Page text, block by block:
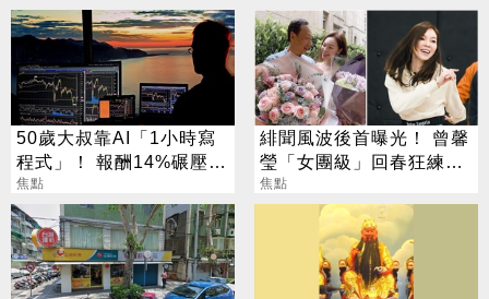
50歲大叔靠AI「1小時寫
程式」！ 報酬14%碾壓標
普 直接辭職去炒股
焦點
緋聞風波後首曝光！ 曾馨
瑩「女團級」回春狂練舞
郭董獨自公園散步
焦點